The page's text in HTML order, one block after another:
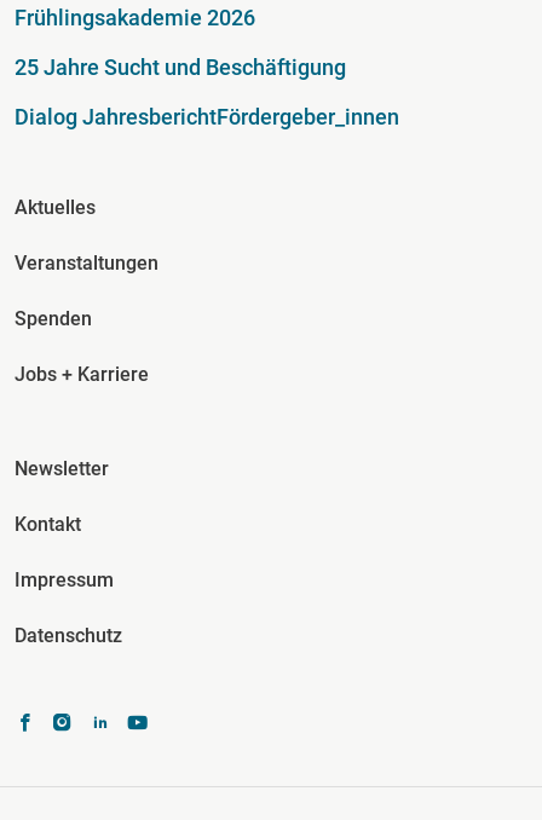
Fußzeile
Frühlingsakademie 2026
25 Jahre Sucht und Beschäftigung
Dialog JahresberichtFördergeber_innen
Fusszeile Spalte 2
Aktuelles
Veranstaltungen
Spenden
Jobs + Karriere
Fusszeile Spalte 3
Newsletter
Kontakt
Impressum
Datenschutz